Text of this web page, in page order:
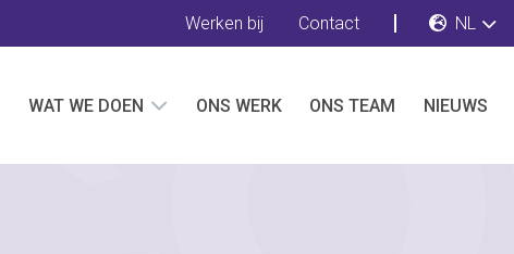
Werken bij Contact NL
WAT WE DOEN ONS WERK ONS TEAM NIEUWS